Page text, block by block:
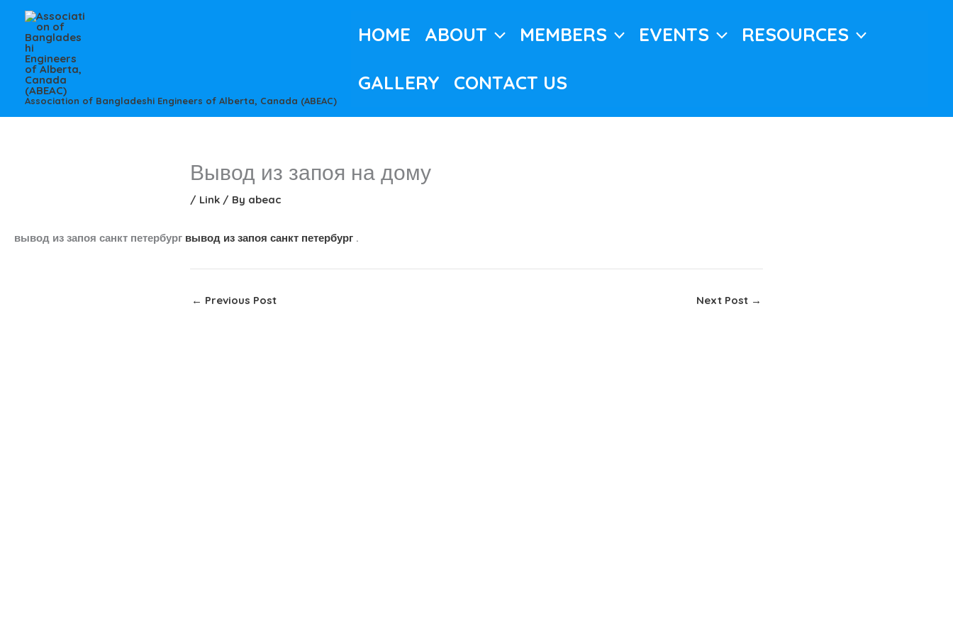
content
Association of Bangladeshi Engineers of Alberta, Canada (ABEAC)
HOME ABOUT MEMBERS EVENTS RESOURCES
GALLERY CONTACT US
Вывод из запоя на дому
/ Link / By abeac
вывод из запоя санкт петербург вывод из запоя санкт петербург .
← Previous Post Next Post →